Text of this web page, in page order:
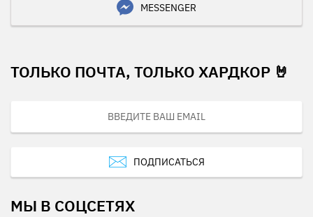
MESSENGER
ТОЛЬКО ПОЧТА, ТОЛЬКО ХАРДКОР 🤘
ПОДПИСАТЬСЯ
МЫ В СОЦСЕТЯХ